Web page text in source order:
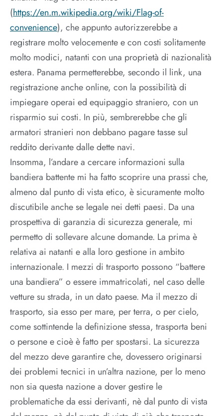
(https://en.m.wikipedia.org/wiki/Flag-of-
convenience), che appunto autorizzerebbe a
registrare molto velocemente e con costi solitamente
molto modici, natanti con una proprietà di nazionalità
estera. Panama permetterebbe, secondo il link, una
registrazione anche online, con la possibilità di
impiegare operai ed equipaggio straniero, con un
risparmio sui costi. In più, sembrerebbe che gli
armatori stranieri non debbano pagare tasse sul
reddito derivante dalle dette navi.
Insomma, l’andare a cercare informazioni sulla
bandiera battente mi ha fatto scoprire una prassi che,
almeno dal punto di vista etico, è sicuramente molto
discutibile anche se legale nei detti paesi. Da una
prospettiva di garanzia di sicurezza generale, mi
permetto di sollevare alcune domande. La prima è
relativa ai natanti e alla loro gestione in ambito
internazionale. I mezzi di trasporto possono “battere
una bandiera” o essere immatricolati, nel caso delle
vetture su strada, in un dato paese. Ma il mezzo di
trasporto, sia esso per mare, per terra, o per cielo,
come sottintende la definizione stessa, trasporta beni
o persone e cioè è fatto per spostarsi. La sicurezza
del mezzo deve garantire che, dovessero originarsi
dei problemi tecnici in un’altra nazione, per lo meno
non sia questa nazione a dover gestire le
problematiche da essi derivanti, nè dal punto di vista